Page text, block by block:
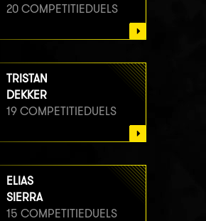
20 COMPETITIEDUELS
TRISTAN
DEKKER
19 COMPETITIEDUELS
ELIAS
SIERRA
15 COMPETITIEDUELS